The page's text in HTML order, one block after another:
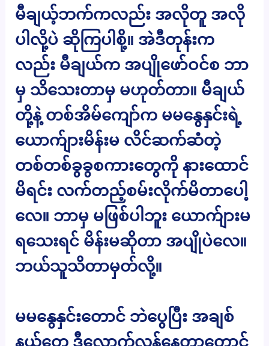
မီချယ့်ဘက်ကလည်း အလိုတူ အလို
ပါလို့ပဲ ဆိုကြပါစို့။ အဲဒီတုန်းက
လည်း မီချယ်က အပျိုဖော်ဝင်စ ဘာ
မှ သိသေးတာမှ မဟုတ်တာ။ မီချယ်
တို့နဲ့ တစ်အိမ်ကျော်က မမနွေနှင်းရဲ့
ယောက်ျားမိန်းမ လိင်ဆက်ဆံတဲ့
တစ်တစ်ခွခွစကားတွေကို နားထောင်
မိရင်း လက်တည့်စမ်းလိုက်မိတာပေါ့
လေ။ ဘာမှ မဖြစ်ပါဘူး ယောက်ျားမ
ရသေးရင် မိန်းမဆိုတာ အပျိုပဲလေ။
ဘယ်သူသိတာမှတ်လို့။
မမနွေနှင်းတောင် ဘဲပွေပြီး အချစ်
နယ်တွေ ဒီလောက်လွန်နေတာတောင်